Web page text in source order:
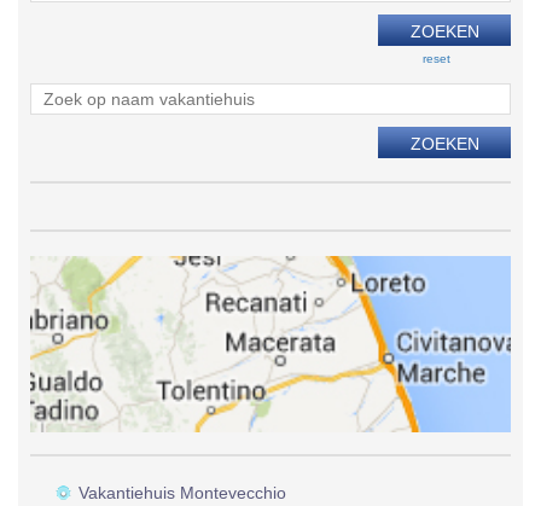
reset
Vakantiehuis Montevecchio